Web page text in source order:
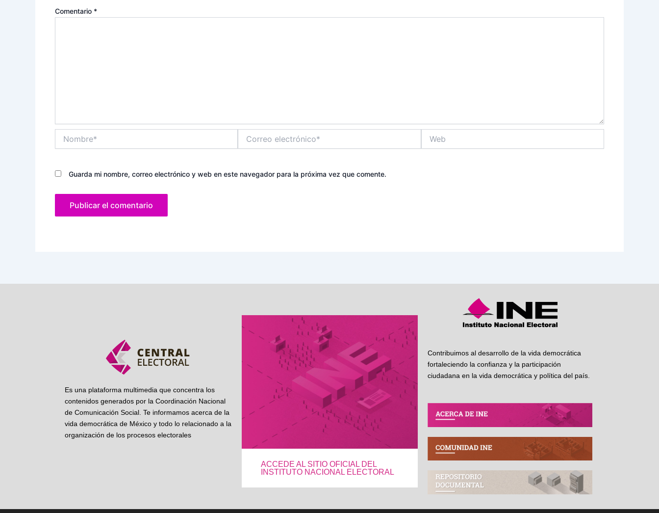
Comentario *
electrónico*
Guarda mi nombre, correo electrónico y web en este navegador para la próxima vez que comente.
Es una plataforma multimedia que concentra los
contenidos generados por la Coordinación Nacional
de Comunicación Social. Te informamos acerca de la
vida democrática de México y todo lo relacionado a la
organización de los procesos electorales
ACCEDE AL SITIO OFICIAL DEL
INSTITUTO NACIONAL ELECTORAL
Contribuimos al desarrollo de la vida democrática
fortaleciendo la confianza y la participación
ciudadana en la vida democrática y política del país.